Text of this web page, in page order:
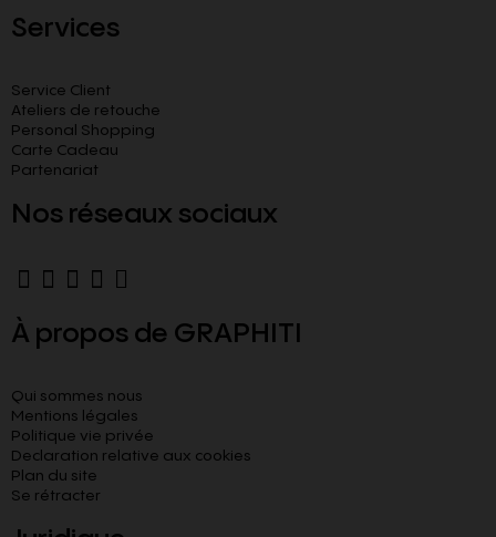
Services
Service Client
Ateliers de retouche
Personal Shopping
Carte Cadeau
Partenariat
Nos réseaux sociaux
À propos de GRAPHITI
Qui sommes nous
Mentions légales
Politique vie privée
Declaration relative aux cookies​
Plan du site
Se rétracter